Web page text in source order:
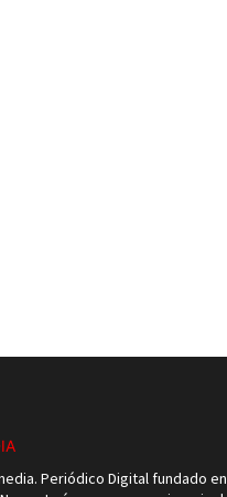
Periódico Digital fundado en